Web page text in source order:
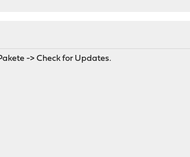
-> Check for Updates.